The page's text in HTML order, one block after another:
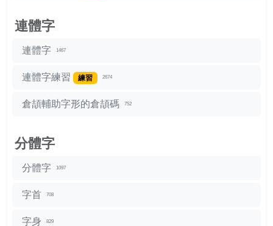
連體字
連體字 1467
連體字練習 練習 2674
倉頡輔助字形的倉頡碼 752
分體字
分體字 1097
字首 708
字身 829